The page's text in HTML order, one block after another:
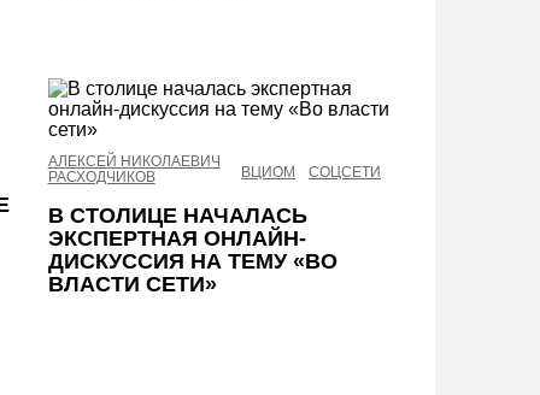
АЛЕКСЕЙ НИКОЛАЕВИЧ
РАСХОДЧИКОВ
ВЦИОМ СОЦСЕТИ
В СТОЛИЦЕ НАЧАЛАСЬ
ЭКСПЕРТНАЯ ОНЛАЙН-
ДИСКУССИЯ НА ТЕМУ «ВО
ВЛАСТИ СЕТИ»